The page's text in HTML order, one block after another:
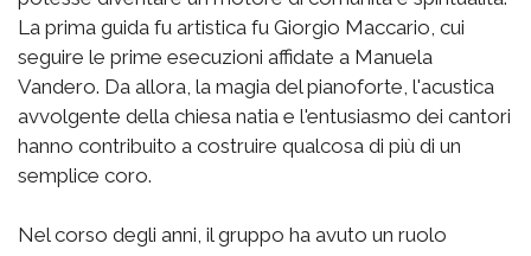
La prima guida fu artistica fu Giorgio Maccario, cui
seguire le prime esecuzioni affidate a Manuela
Vandero. Da allora, la magia del pianoforte, l'acustica
avvolgente della chiesa natia e l'entusiasmo dei cantori
hanno contribuito a costruire qualcosa di più di un
semplice coro.
Nel corso degli anni, il gruppo ha avuto un ruolo